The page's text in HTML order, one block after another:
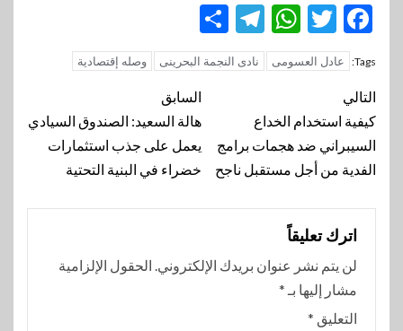
Facebook
Twitter
WhatsApp
Telegram
Tags: عادل العسومى نادى النجمة البحرينى وصله إقتصادية
تنقل
المقالة
السابق
هالة السعيد: الصندوق السيادي
يعمل على جذب استثمارات
خضراء في البنية التحتية
التالي
كيفية استخدام الخداع
السيبراني ضد هجمات برامج
الفدية من أجل مستقبل ناجح
اترك تعليقاً
لن يتم نشر عنوان بريدك الإلكتروني. الحقول الإلزامية
مشار إليها بـ *
التعليق *